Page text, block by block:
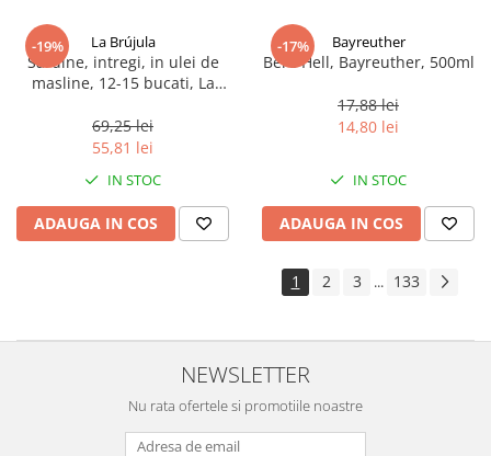
-19% La Brújula
Sardine, intregi, in ulei de
masline, 12-15 bucati, La
69,25 lei
55,81 lei
IN STOC
ADAUGA IN COS
-17% Bayreuther
Bere Hell, Bayreuther, 500ml
17,88 lei
14,80 lei
IN STOC
ADAUGA IN COS
1 2 3 ... 133
NEWSLETTER
Nu rata ofertele si promotiile noastre